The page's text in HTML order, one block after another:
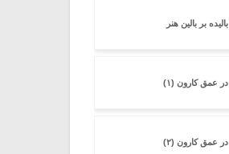
بالیده بر بالین هنر
در عمق کارون (۱)
در عمق کارون (۲)